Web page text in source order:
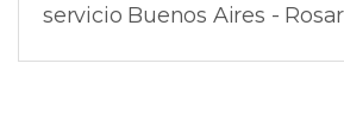
servicio Buenos Aires -